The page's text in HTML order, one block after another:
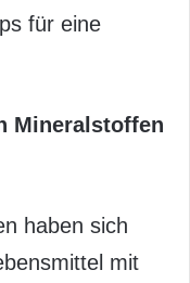
für eine
Mineralstoffen
haben sich
mit